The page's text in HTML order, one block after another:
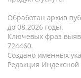
Обработан архив
до 08.2026 годы.
Ключевых фраз
724460.
Создано именных
Редакция Индексной